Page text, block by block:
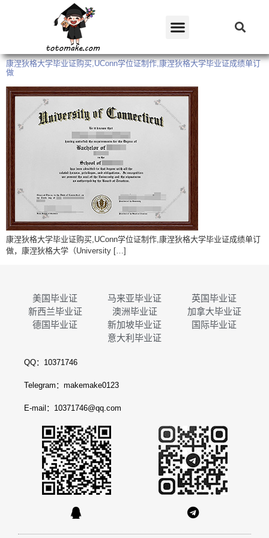
康涅狄格大学毕业证购买,UConn学位证制作,康涅狄格大学毕业证成绩单订
做
康涅狄格大学毕业证购买,UConn学位证制作,康涅狄格大学毕业证成绩单订
做，康涅狄格大学（University […]
美国毕业证 马来亚毕业证
英国毕业证
新西兰毕业证
澳洲毕业证
加拿大毕业证
德国毕业证
新加坡毕业证
国际毕业证
意大利毕业证
QQ：10371746
Telegram：makemake0123
E-mail：10371746@qq.com